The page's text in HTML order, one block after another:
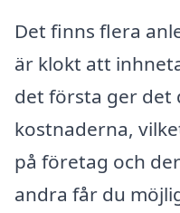
Det finns flera
är klokt att
det första ger det
kostnaderna,
på företag och
andra får du